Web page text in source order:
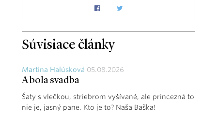
Súvisiace články
Martina Halúsková 05.08.2026
A bola svadba
Šaty s vlečkou, striebrom vyšívané, ale princezná to
nie je, jasný pane. Kto je to? Naša Baška!